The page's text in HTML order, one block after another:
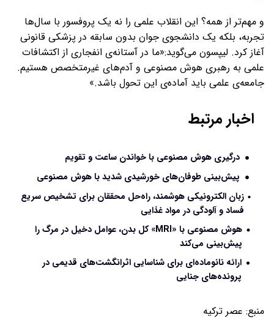
و مهم‌تر از همه؟ این انقلاب علمی را نه یک پروفسور با سال‌ها
تجربه، بلکه یک دانشجوی جوان بدون سابقه در پزشکی قانونی
آغاز کرد. لیپسون می‌گوید:«ما در آستانه‌ی انفجاری از اکتشافات
علمی به رهبری هوش مصنوعی و آدم‌های غیرمتخصص هستیم.
جامعه‌ی علمی باید آماده‌ی این تحول باشد.»
اخبار مرتبط
درگیری هوش مصنوعی با خواندن ساعت و تقویم
پیش‌بینی طوفان‌های خورشیدی شدید با هوش مصنوعی
زبان الکترونیکی هوشمند، راه‌حل محققان برای تشخیص سریع
فساد و آلودگی در مواد غذایی
هوش مصنوعی با «MRI» کل بدن، عوامل دخیل در مرگ را
پیش‌بینی می‌کند
ارائه نانوماده‌ای برای شناسایی اثرانگشت‌های قدیمی در
پرونده‌های جنایی
منبع: عصر ترکیه